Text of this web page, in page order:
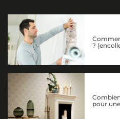
?
pour